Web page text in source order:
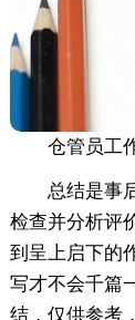
仓管员工
总结是事
检查并分析评
到呈上启下的
写才不会千篇
结，仅供参考